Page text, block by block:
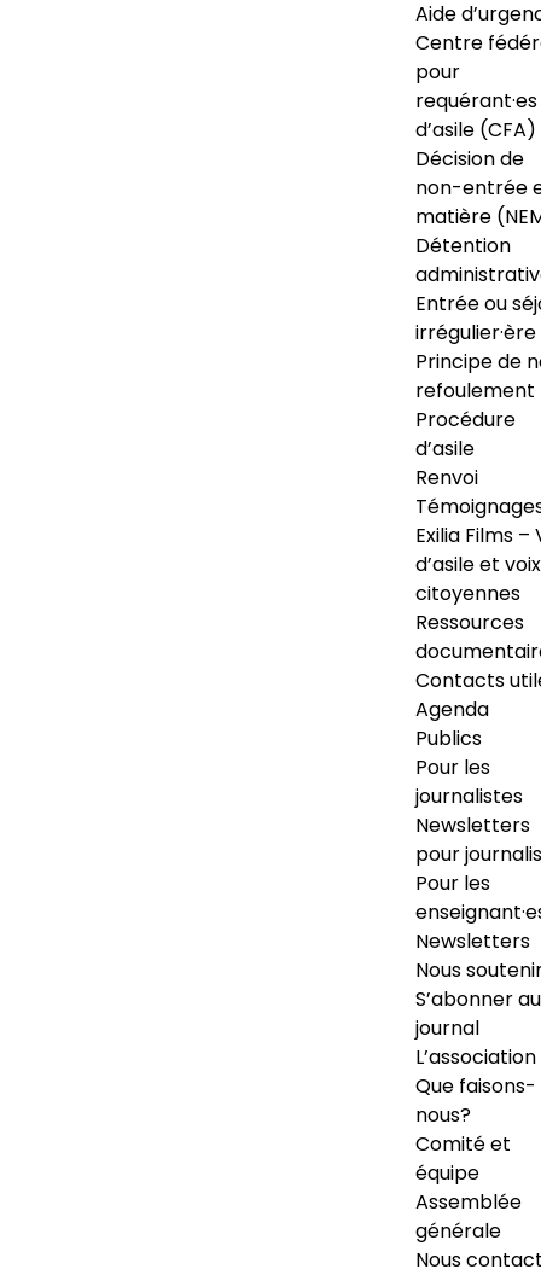
Aide
Centre
pour
requérant·es
d’asile (CFA)
Décision de
non-entrée
matière
Détention
Entrée ou
irrégulier·ère
Principe de
refoulement
Procédure
d’asile
Renvoi
Exilia Films –
d’asile et voix
citoyennes
Ressources
Contacts
Agenda
Publics
Pour les
journalistes
Newsletters
pour
Pour les
Newsletters
Nous
S’abonner au
journal
L’association
Que faisons-
nous?
Comité et
équipe
Assemblée
générale
Nous